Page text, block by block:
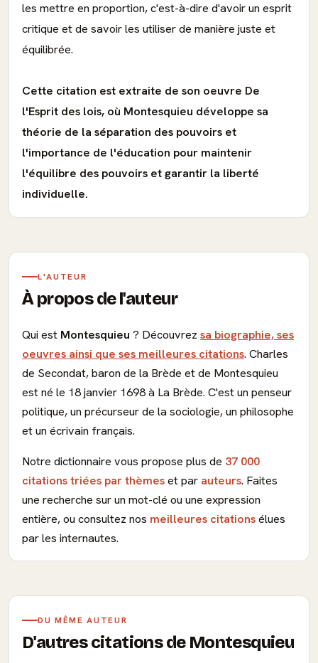
les mettre en proportion, c'est-à-dire d'avoir un esprit
critique et de savoir les utiliser de manière juste et
équilibrée.
Cette citation est extraite de son oeuvre De
l'Esprit des lois, où Montesquieu développe sa
théorie de la séparation des pouvoirs et
l'importance de l'éducation pour maintenir
l'équilibre des pouvoirs et garantir la liberté
individuelle.
L'AUTEUR
À propos de l'auteur
Qui est Montesquieu ? Découvrez sa biographie, ses
oeuvres ainsi que ses meilleures citations. Charles
de Secondat, baron de la Brède et de Montesquieu
est né le 18 janvier 1698 à La Brède. C'est un penseur
politique, un précurseur de la sociologie, un philosophe
et un écrivain français.
Notre dictionnaire vous propose plus de 37 000
citations triées par thèmeset par auteurs. Faites
une recherche sur un mot-clé ou une expression
entière, ou consultez nos meilleures citationsélues
par les internautes.
DU MÊME AUTEUR
D'autres citations de Montesquieu